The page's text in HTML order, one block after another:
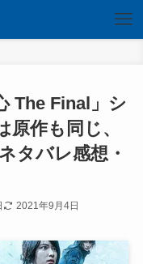
The Final」シ
作も同じ、
タバレ感想・
2021年9月4日